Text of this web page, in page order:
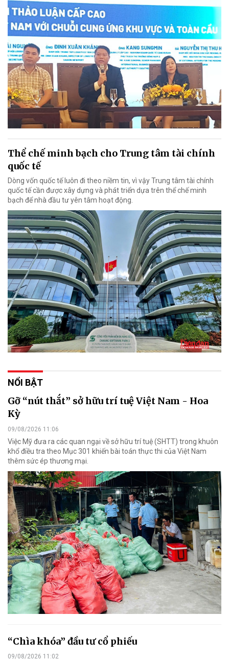
Thể chế minh bạch cho Trung tâm tài chính
quốc tế
Dòng vốn quốc tế luôn đi theo niềm tin, vì vậy Trung tâm tài chính
quốc tế cần được xây dựng và phát triển dựa trên thể chế minh
bạch để nhà đầu tư yên tâm hoạt động.
NỔI BẬT
Gỡ “nút thắt” sở hữu trí tuệ Việt Nam - Hoa
Kỳ
09/08/2026 11:06
Việc Mỹ đưa ra các quan ngại về sở hữu trí tuệ (SHTT) trong khuôn
khổ điều tra theo Mục 301 khiến bài toán thực thi của Việt Nam
thêm sức ép thương mại.
“Chìa khóa” đầu tư cổ phiếu
09/08/2026 11:02